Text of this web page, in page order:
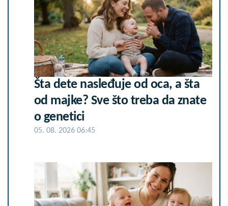
Šta dete nasleđuje od oca, a šta
od majke? Sve što treba da znate
o genetici
05. 08. 2026 06:45